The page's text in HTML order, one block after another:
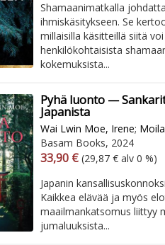
Shamaanimatkalla
ihmiskäsitykseen. Se
millaisilla käsitteillä siitä
henkilökohtaisista
kokemuksista...
Pyhä luonto —
Japanista
Wai Lwin Moe, Irene;
Basam Books, 2024
Arvonlisäverollinen hinta
33,90 € Arvonlisäveroton
(29,87 € alv 0 %)
Japanin
Kaikkea elävää ja myös
maailmankatsomus liittyy
jumaluuksista...